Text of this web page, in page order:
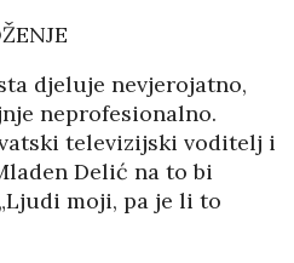
djeluje nevjerojatno,
neprofesionalno.
televizijski voditelj i
Delić na to bi
moji, pa je li to